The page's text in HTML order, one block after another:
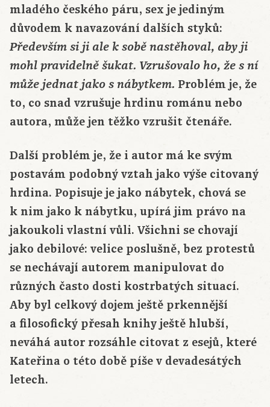
mladého českého páru, sex je jediným
důvodem k navazování dalších styků:
Především si ji ale k sobě nastěhoval, aby ji
mohl pravidelně šukat. Vzrušovalo ho, že s ní
může jednat jako s nábytkem. Problém je, že
to, co snad vzrušuje hrdinu románu nebo
autora, může jen těžko vzrušit čtenáře.
Další problém je, že i autor má ke svým
postavám podobný vztah jako výše citovaný
hrdina. Popisuje je jako nábytek, chová se
k nim jako k nábytku, upírá jim právo na
jakoukoli vlastní vůli. Všichni se chovají
jako debilové: velice poslušně, bez protestů
se nechávají autorem manipulovat do
různých často dosti kostrbatých situací.
Aby byl celkový dojem ještě prkennější
a filosofický přesah knihy ještě hlubší,
neváhá autor rozsáhle citovat z esejů, které
Kateřina o této době píše v devadesátých
letech.